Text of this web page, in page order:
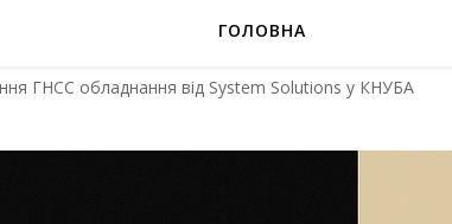
ГОЛОВНА
ГНСС обладнання від System Solutions у КНУБА